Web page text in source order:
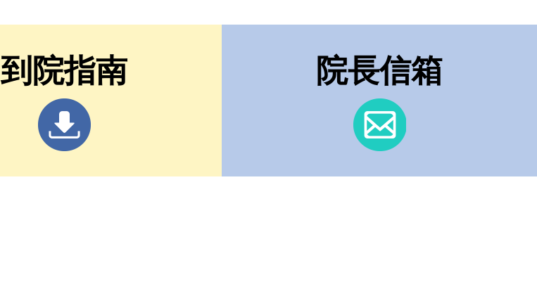
到院指南 院長信箱